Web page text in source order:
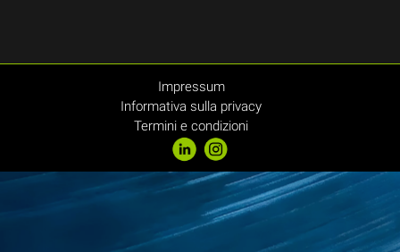
Impressum
Informativa sulla privacy
Termini e condizioni